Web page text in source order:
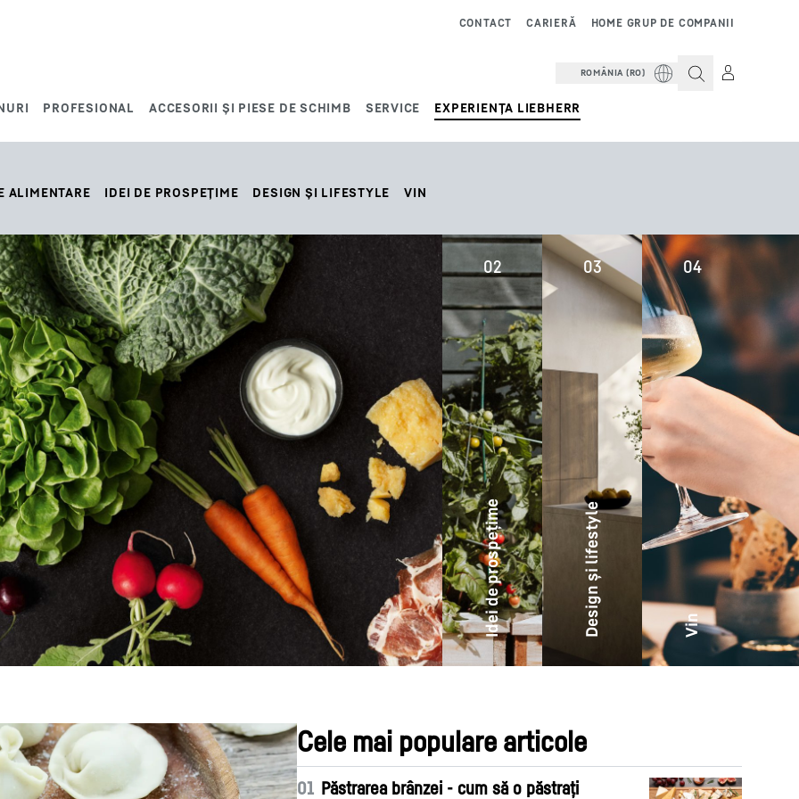
PROFESIONAL ACCESORII ȘI PIESE DE SCHIMB SERVICE EXPERIENȚA LIEBHERR
HOME GRUP DE COMPANII
CARIERĂ
CONTACT
ROMÂNIA (RO)
Cariere la Liebherr
ALIMENTARE IDEI DE PROSPEȚIME DESIGN ȘI LIFESTYLE VIN
02
Idei de prospețime
03
Design și lifestyle
04
Vin
Cele mai populare articole
01 Păstrarea brânzei - cum să o păstrați